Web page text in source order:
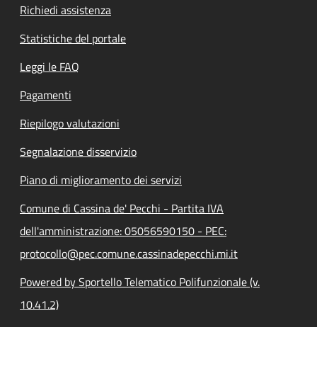
Richiedi assistenza
Statistiche del portale
Leggi le FAQ
Pagamenti
Riepilogo valutazioni
Segnalazione disservizio
Piano di miglioramento dei servizi
Comune di Cassina de' Pecchi - Partita IVA
dell'amministrazione: 05056590150 - PEC:
protocollo@pec.comune.cassinadepecchi.mi.it
Powered by Sportello Telematico Polifunzionale (v.
10.41.2)